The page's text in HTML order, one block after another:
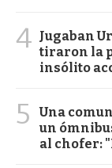
4 Jugaban
tiraron la
insólito
5
Una
un
al chofer: